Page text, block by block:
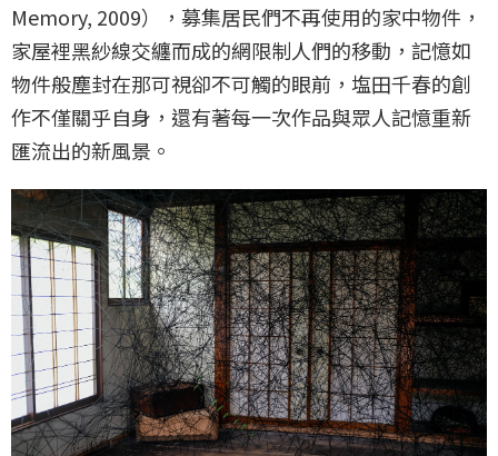
Memory, 2009），募集居民們不再使用的家中物件，
家屋裡黑紗線交纏而成的網限制人們的移動，記憶如
物件般塵封在那可視卻不可觸的眼前，塩田千春的創
作不僅關乎自身，還有著每一次作品與眾人記憶重新
匯流出的新風景。